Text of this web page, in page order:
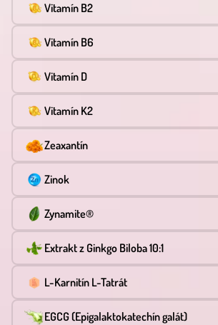
Vitamín B2
Vitamín B6
Vitamín D
Vitamín K2
Zeaxantín
Zinok
Zynamite®
Extrakt z Ginkgo Biloba 10:1
L-Karnitín L-Tatrát
EGCG (Epigalaktokatechín galát)